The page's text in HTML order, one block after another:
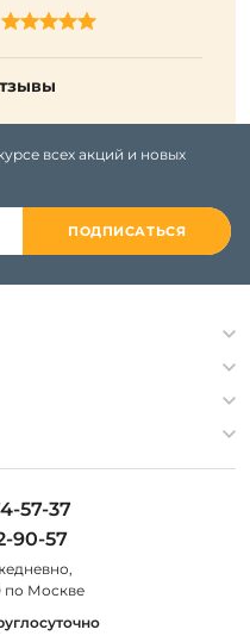
всех акций и новых
ПОДПИСАТЬСЯ
57-37
90-57
по Москве